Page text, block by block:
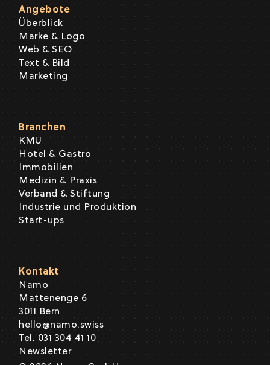
Angebote
Überblick
Marke & Logo
Web & SEO
Text & Bild
Marketing
Branchen
KMU
Hotel & Gastro
Immobilien
Medizin & Praxis
Verband & Stiftung
Industrie und Produktion
Start-ups
Kontakt
Namo
Mattenenge 6
3011 Bern
hello@namo.swiss
Tel. 031 304 41 10
Newsletter